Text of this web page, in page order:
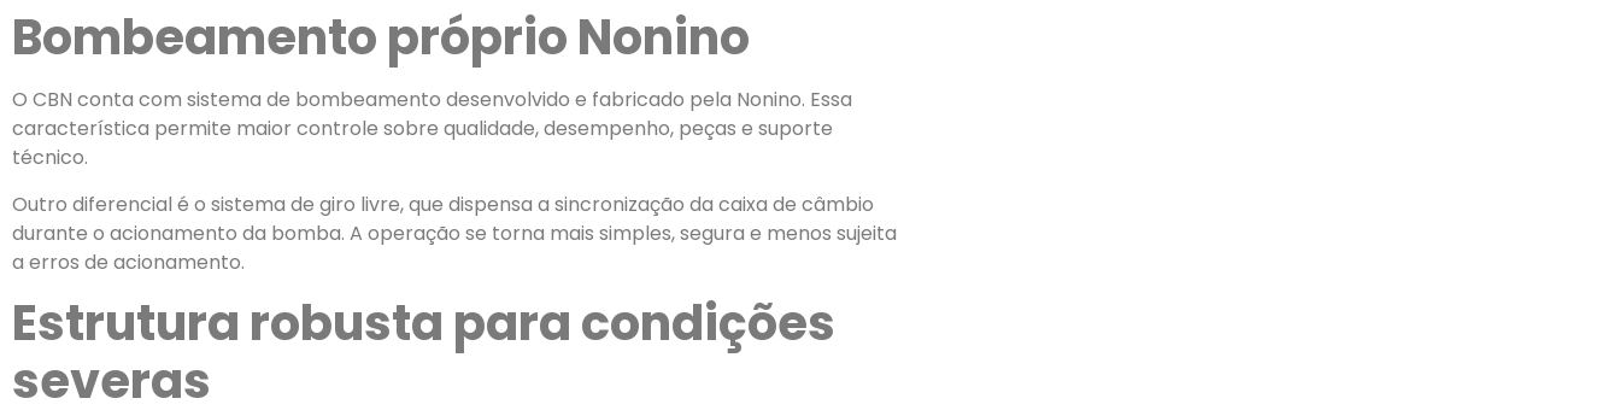
Bombeamento próprio Nonino
O CBN conta com sistema de bombeamento desenvolvido e fabricado pela Nonino. Essa
característica permite maior controle sobre qualidade, desempenho, peças e suporte
técnico.
Outro diferencial é o sistema de giro livre, que dispensa a sincronização da caixa de câmbio
durante o acionamento da bomba. A operação se torna mais simples, segura e menos sujeita
a erros de acionamento.
Estrutura robusta para condições
severas